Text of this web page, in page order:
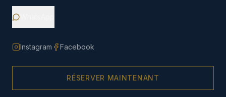
Instagram Facebook
RÉSERVER MAINTENANT